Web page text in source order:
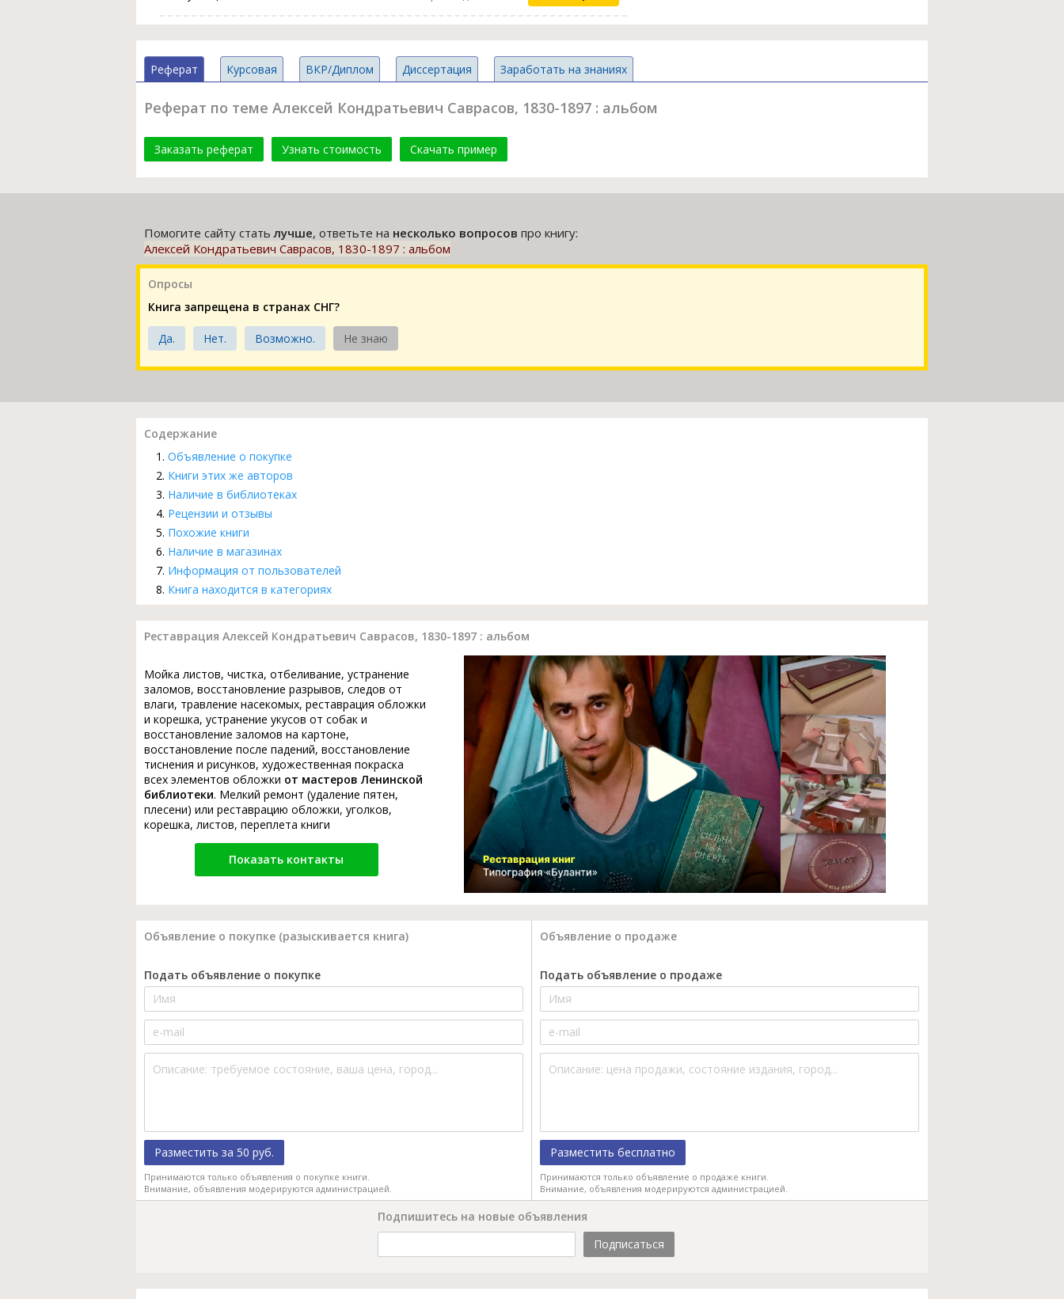
Реферат Курсовая ВКР/Диплом Диссертация Заработать на знаниях
Реферат по теме Алексей Кондратьевич Саврасов, 1830-1897 : альбом
Заказать реферат Узнать стоимость Скачать пример
Помогите сайту статьлучше, ответьте на несколько вопросов про книгу:
Алексей Кондратьевич Саврасов, 1830-1897 : альбом
Опросы
Книга запрещена в странах СНГ?
Да. Нет. Возможно. Не знаю
Содержание
Объявление о покупке
Книги этих же авторов
Наличие в библиотеках
Рецензии и отзывы
Похожие книги
Наличие в магазинах
Информация от пользователей
Книга находится в категориях
Реставрация Алексей Кондратьевич Саврасов, 1830-1897 : альбом
Мойка листов, чистка, отбеливание, устранение
заломов, восстановление разрывов, следов от
влаги, травление насекомых, реставрация обложки
и корешка, устранение укусов от собак и
восстановление заломов на картоне,
восстановление после падений, восстановление
тиснения и рисунков, художественная покраска
всех элементов обложки от мастеров Ленинской
библиотеки. Мелкий ремонт (удаление пятен,
плесени) или реставрацию обложки, уголков,
корешка, листов, переплета книги
Показать контакты
Объявление о покупке (разыскивается книга) Объявление о продаже
Подать объявление о покупке
Разместить за 50 руб.
Принимаются только объявления о покупке книги.
Внимание, объявления модерируются администрацией.
Подать объявление о продаже
Разместить бесплатно
Принимаются только объявление о продаже книги.
Внимание, объявления модерируются администрацией.
Подпишитесь на новые объявления
Подписаться